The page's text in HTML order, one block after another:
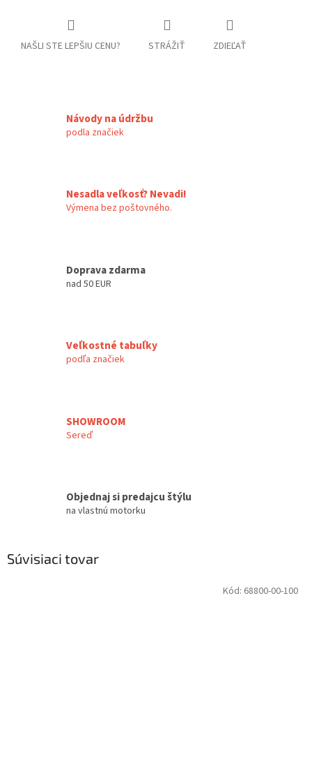
NAŠLI STE LEPŠIU CENU? STRÁŽIŤ ZDIEĽAŤ
Návody na údržbu
podla značiek
Nesadla veľkosť? Nevadi!
Výmena bez poštovného.
Doprava zdarma
nad 50 EUR
Veľkostné tabuľky
podľa značiek
SHOWROOM
Sereď
Objednaj si predajcu štýlu
na vlastnú motorku
Súvisiaci tovar
Kód: 68800-00-100